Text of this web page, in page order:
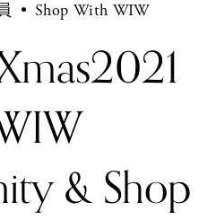
& Shop
Shop With WIW